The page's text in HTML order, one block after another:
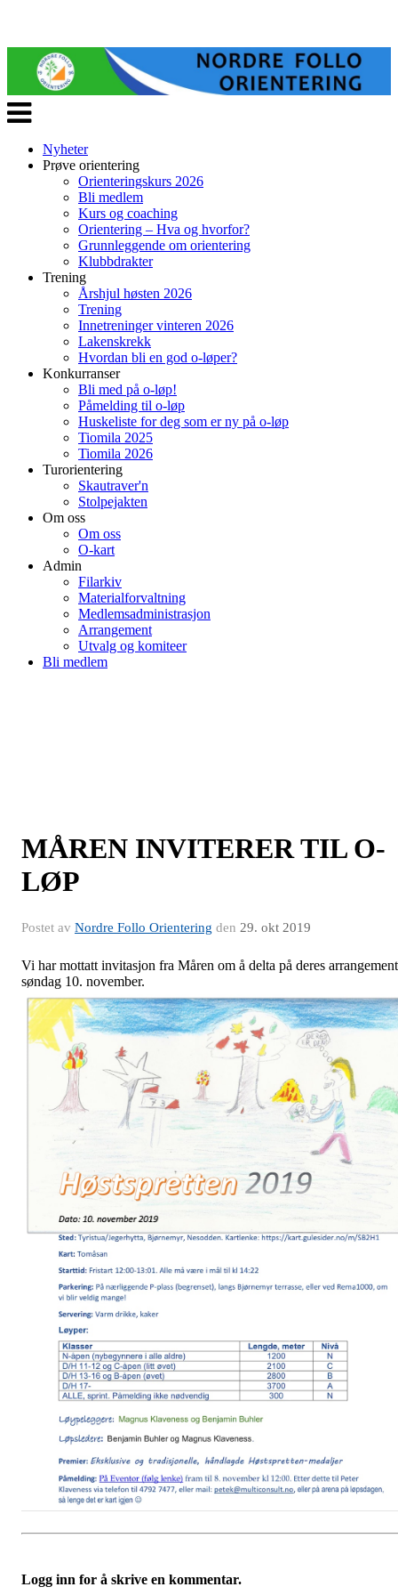
Veksle
navigasjon
Nyheter
Prøve orientering
Orienteringskurs 2026
Bli medlem
Kurs og coaching
Orientering – Hva og hvorfor?
Grunnleggende om orientering
Klubbdrakter
Trening
Årshjul høsten 2026
Trening
Innetreninger vinteren 2026
Lakenskrekk
Hvordan bli en god o-løper?
Konkurranser
Bli med på o-løp!
Påmelding til o-løp
Huskeliste for deg som er ny på o-løp
Tiomila 2025
Tiomila 2026
Turorientering
Skautraver'n
Stolpejakten
Om oss
Om oss
O-kart
Admin
Filarkiv
Materialforvaltning
Medlemsadministrasjon
Arrangement
Utvalg og komiteer
Bli medlem
MÅREN INVITERER TIL O-
LØP
Postet av Nordre Follo Orientering den 29. okt 2019
Vi har mottatt invitasjon fra Måren om å delta på deres arrangement
søndag 10. november.
Logg inn for å skrive en kommentar.